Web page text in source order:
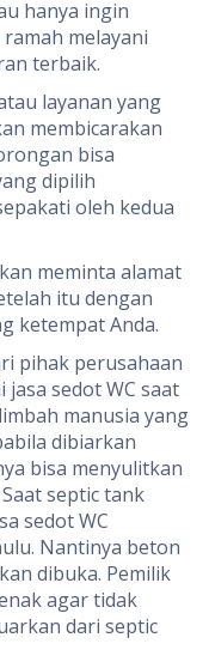
hanya ingin
melayani
terbaik.
layanan yang
membicarakan
bisa
dipilih
oleh kedua
meminta alamat
itu dengan
ketempat Anda.
pihak perusahaan
sedot WC saat
manusia yang
dibiarkan
bisa menyulitkan
septic tank
sedot WC
Nantinya beton
dibuka. Pemilik
agar tidak
dari septic